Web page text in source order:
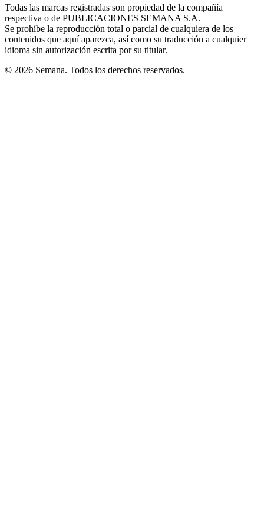
windowwindowwindow
new
window
Todas las marcas registradas son propiedad de la compañía
respectiva o de PUBLICACIONES SEMANA S.A.
Se prohíbe la reproducción total o parcial de cualquiera de los
contenidos que aquí aparezca, así como su traducción a cualquier
idioma sin autorización escrita por su titular.
© 2026 Semana. Todos los derechos reservados.